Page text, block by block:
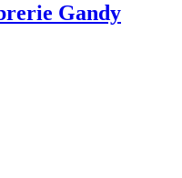
Gandy